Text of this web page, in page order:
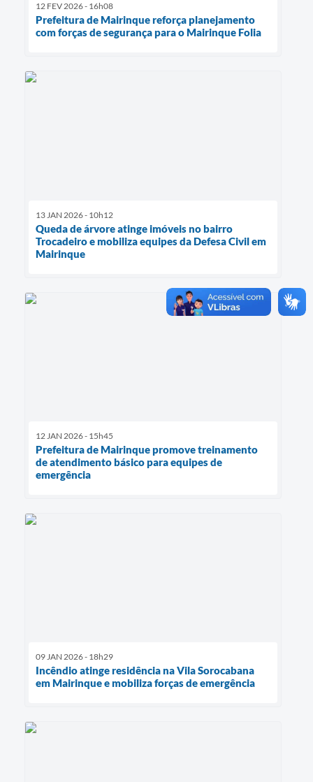
12 FEV 2026 - 16h08
Prefeitura de Mairinque reforça planejamento
com forças de segurança para o Mairinque Folia
13 JAN 2026 - 10h12
Queda de árvore atinge imóveis no bairro
Trocadeiro e mobiliza equipes da Defesa Civil em
Mairinque
12 JAN 2026 - 15h45
Prefeitura de Mairinque promove treinamento
de atendimento básico para equipes de
emergência
09 JAN 2026 - 18h29
Incêndio atinge residência na Vila Sorocabana
em Mairinque e mobiliza forças de emergência